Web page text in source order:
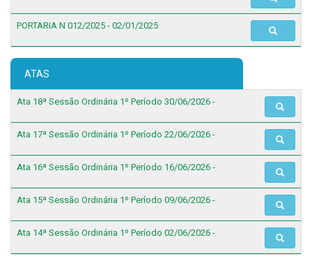
PORTARIA N 012/2025 - 02/01/2025
ATAS
Ata 18ª Sessão Ordinária 1º Período 30/06/2026 -
Ata 17ª Sessão Ordinária 1º Período 22/06/2026 -
Ata 16ª Sessão Ordinária 1º Período 16/06/2026 -
Ata 15ª Sessão Ordinária 1º Período 09/06/2026 -
Ata 14ª Sessão Ordinária 1º Período 02/06/2026 -